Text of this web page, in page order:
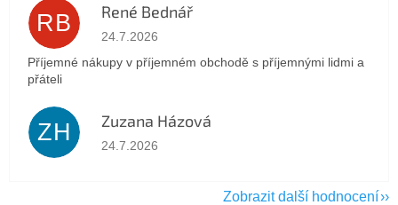
RB René Bednář
Hodnocení obchodu je 5 z 5 hvězdiček.
24.7.2026
Příjemné nákupy v příjemném obchodě s příjemnými lidmi a
přáteli
ZH Zuzana Házová
Hodnocení obchodu je 5 z 5 hvězdiček.
24.7.2026
Zobrazit další hodnocení